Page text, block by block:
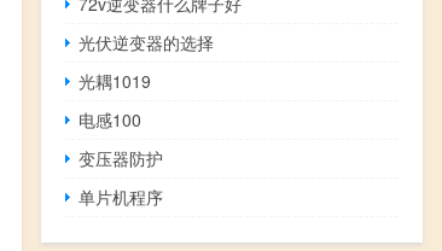
光伏逆变器的选择
光耦1019
电感100
变压器防护
单片机程序